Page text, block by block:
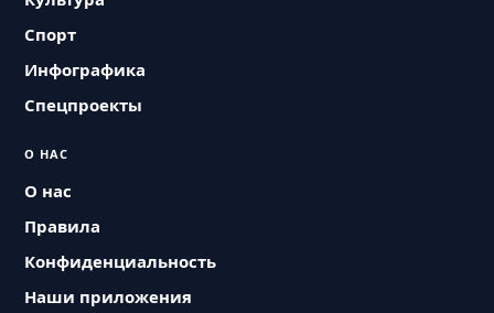
Спорт
Инфографика
Спецпроекты
О НАС
О нас
Правила
Конфиденциальность
Наши приложения